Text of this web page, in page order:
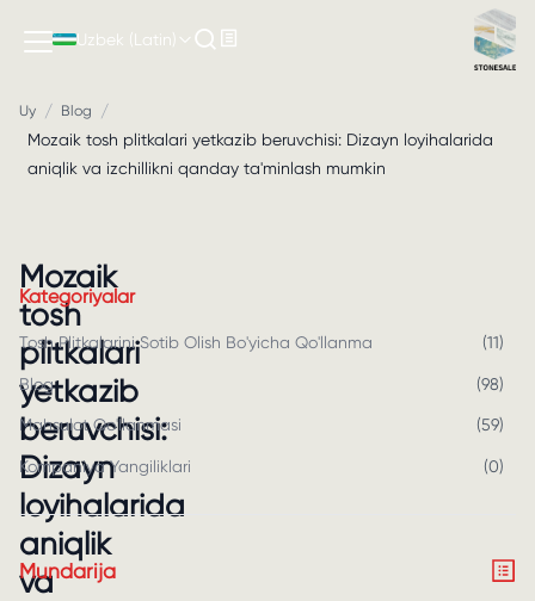
Uzbek (Latin)
Uy / Blog
/
Mozaik tosh plitkalari yetkazib beruvchisi: Dizayn loyihalarida
aniqlik va izchillikni qanday ta'minlash mumkin
Mozaik
tosh
plitkalari
yetkazib
beruvchisi:
Dizayn
loyihalarida
aniqlik
va
Kategoriyalar
Tosh Plitkalarini Sotib Olish Bo'yicha Qo'llanma (11)
Blog (98)
Mahsulot Qo'llanmasi (59)
Kompaniya Yangiliklari (0)
Mundarija